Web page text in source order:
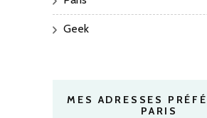
Geek
MES ADRESSES
PARIS